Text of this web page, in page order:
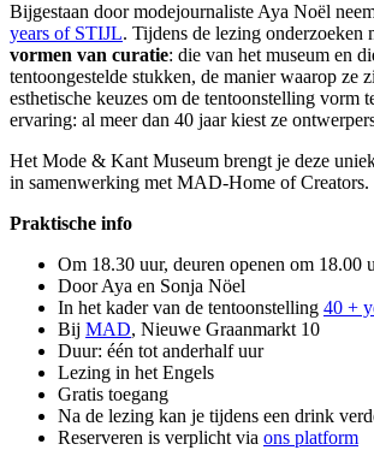
Bijgestaan door modejournaliste Aya Noël
years of STIJL. Tijdens de lezing onderzoeken
vormen van curatie: die van het museum en
tentoongestelde stukken, de manier waarop ze
esthetische keuzes om de tentoonstelling
ervaring: al meer dan 40 jaar kiest ze
Het Mode & Kant Museum brengt je deze
in samenwerking met MAD-Home of Creators.
Praktische info
Om 18.30 uur, deuren openen om 18.00
Door Aya en Sonja Nöel
In het kader van de tentoonstelling 40 +
Bij MAD, Nieuwe Graanmarkt 10
Duur: één tot anderhalf uur
Lezing in het Engels
Gratis toegang
Na de lezing kan je tijdens een drink
Reserveren is verplicht via ons platform